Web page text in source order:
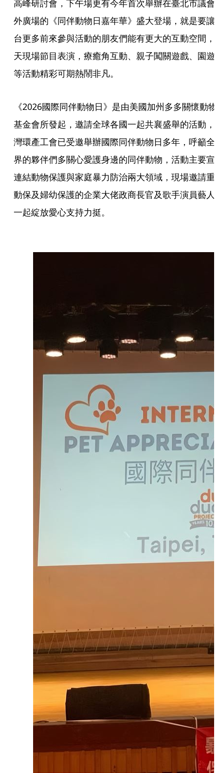
高峰研討會，下午場更有今年首次舉辦在臺北市議會
外廣場的《同伴動物日嘉年華》盛大登場，就是要讓
台更多前來參與活動的朋友們能有更大的互動空間，
天現場節目表演，療癒角互動、親子闖關遊戲、園遊
等活動精彩可期熱鬧非凡。
《2026國際同伴動物日》是由美國加州多多關懷動物
基金會所發起，邀請全球各國一起共襄盛舉的活動，
灣環產工會已受邀舉辦國際同伴動物日多年，呼籲全
界的夥伴們多關心愛護身邊的同伴動物，活動主要宣
連結動物保護與家庭暴力防治兩大領域，現場邀請重
動保及婦幼保護的企業大佬政商長官及歌手演員藝人
一起綻放愛心支持力挺。